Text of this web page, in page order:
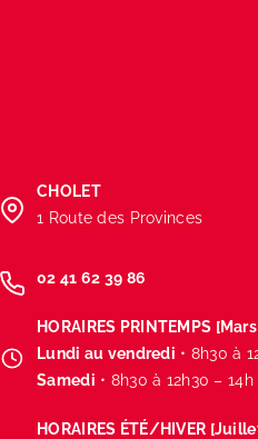
CHOLET
1 Route des Provinces
02 41 62 39 86
HORAIRES PRINTEMPS
Lundi au vendredi • 8h30 à
Samedi • 8h30 à 12h30 – 14h
HORAIRES ÉTÉ/HIVER